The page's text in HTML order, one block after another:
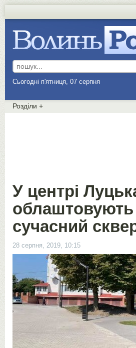
Сьогодні п'ятниця, 07 серпня
Розділи +
У центрі
сучасний
28 серпня, 2019, 10:15